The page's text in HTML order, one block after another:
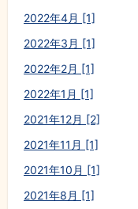
2022年4月 [1]
2022年3月 [1]
2022年2月 [1]
2022年1月 [1]
2021年12月 [2]
2021年11月 [1]
2021年10月 [1]
2021年8月 [1]